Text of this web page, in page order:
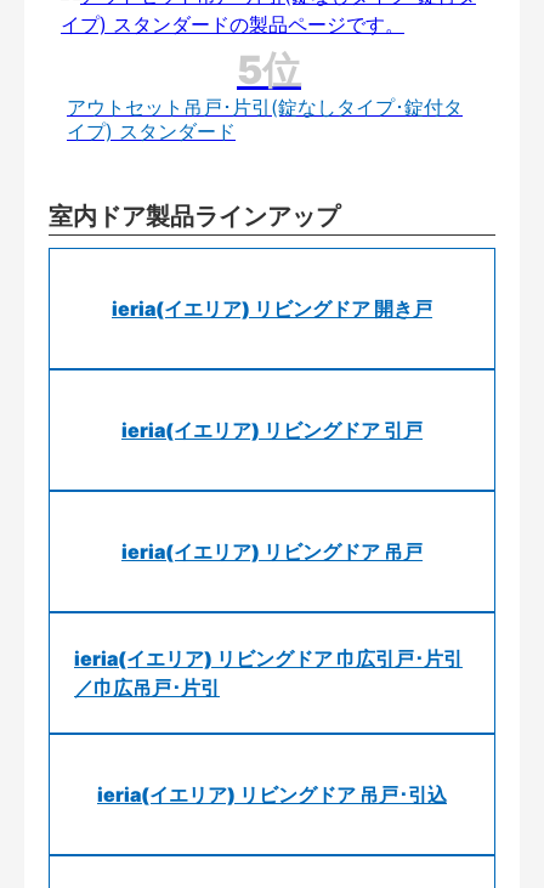
アウトセット吊戸･片引(錠なしタイプ･錠付タ
イプ) スタンダード
室内ドア製品ラインアップ
ieria(イエリア) リビングドア 開き戸
ieria(イエリア) リビングドア 引戸
ieria(イエリア) リビングドア 吊戸
ieria(イエリア) リビングドア 巾広引戸･片引
／巾広吊戸･片引
ieria(イエリア) リビングドア 吊戸･引込